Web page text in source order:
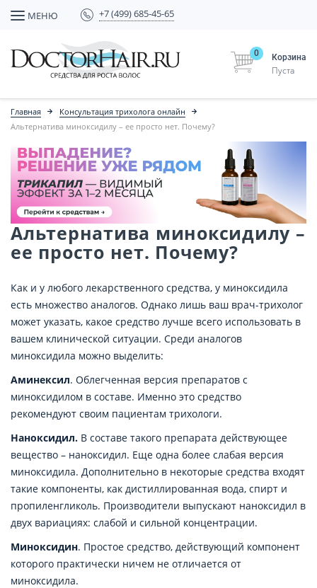
МЕНЮ +7 (499) 685-45-65
Корзина
0
Пуста
Главная
Консультация трихолога онлайн
Альтернатива миноксидилу – ее просто нет. Почему?
Альтернатива миноксидилу –
ее просто нет. Почему?
Как и у любого лекарственного средства, у миноксидила
есть множество аналогов. Однако лишь ваш врач-трихолог
может указать, какое средство лучше всего использовать в
вашем клинической ситуации. Среди аналогов
миноксидила можно выделить:
Аминексил. Облегченная версия препаратов с
миноксидилом в составе. Именно это средство
рекомендуют своим пациентам трихологи.
Наноксидил. В составе такого препарата действующее
вещество – наноксидил. Еще одна более слабая версия
миноксидила. Дополнительно в некоторые средства входят
такие компоненты, как дистиллированная вода, спирт и
пропиленгликоль. Производители выпускают наноксидил в
двух вариациях: слабой и сильной концентрации.
Миноксидин. Простое средство, действующий компонент
которого практически ничем не отличается от
миноксидила.